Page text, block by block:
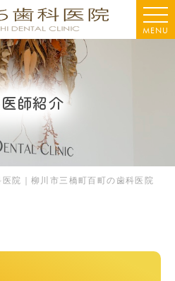
MENU
師紹介
院｜柳川市三橋町百町の歯科医院